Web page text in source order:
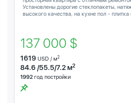
Установлены дорогие стеклопакеты,
высокого качества, на кухне пол -
137 000 $
1619 USD / м2
84.6 /55.5/7.2 м2
1992 год постройки